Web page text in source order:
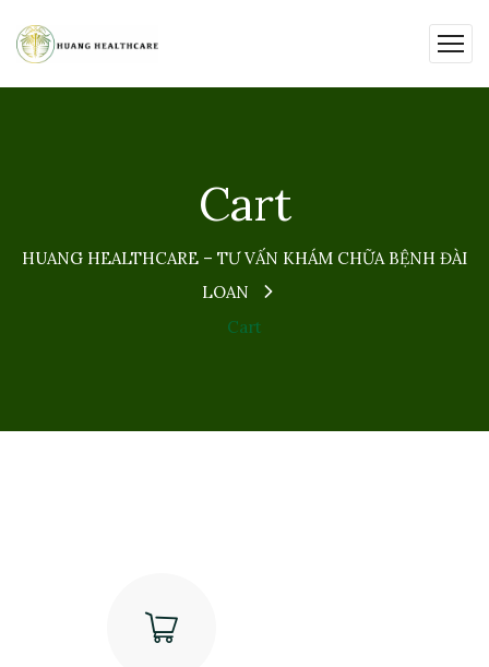
Cart
HUANG HEALTHCARE – TƯ VẤN KHÁM CHỮA BỆNH ĐÀI
LOAN
Cart